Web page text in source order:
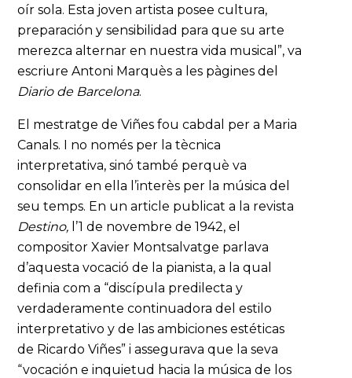
oír sola. Esta joven artista posee cultura,
preparación y sensibilidad para que su arte
merezca alternar en nuestra vida musical”, va
escriure Antoni Marquès a les pàgines del
Diario de Barcelona.
El mestratge de Viñes fou cabdal per a Maria
Canals. I no només per la tècnica
interpretativa, sinó també perquè va
consolidar en ella l’interès per la música del
seu temps. En un article publicat a la revista
Destino, l’1 de novembre de 1942, el
compositor Xavier Montsalvatge parlava
d’aquesta vocació de la pianista, a la qual
definia com a “discípula predilecta y
verdaderamente continuadora del estilo
interpretativo y de las ambiciones estéticas
de Ricardo Viñes” i assegurava que la seva
“vocación e inquietud hacia la música de los